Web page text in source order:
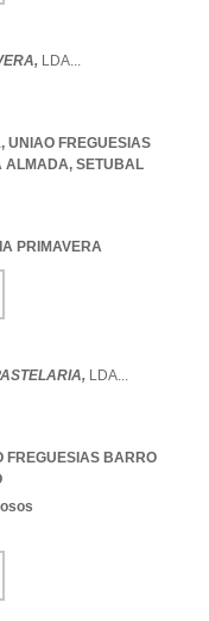
LDA...
, UNIAO FREGUESIAS
ALMADA, SETUBAL
PRIMAVERA
LDA...
FREGUESIAS BARRO